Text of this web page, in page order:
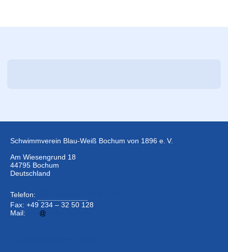
Schwimmverein Blau-Weiß Bochum von 1896 e. V.
Am Wiesengrund 18
44795 Bochum
Deutschland
Telefon:
Fax: +49 234 – 32 50 128
Mail: